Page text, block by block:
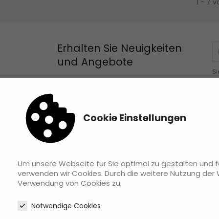
Cookie Einstellungen
Um unsere Webseite für Sie optimal zu gestalten und
verwenden wir Cookies. Durch die weitere Nutzung
Verwendung von Cookies zu.
Notwendige Cookies
1 - 7
Erhalten Sie Neuigkeiten
und Angebote
INFOS
Über Mich
Kontaktieren Sie uns